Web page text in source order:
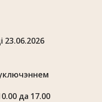
23.06.2026
уключэннем
да 17.00